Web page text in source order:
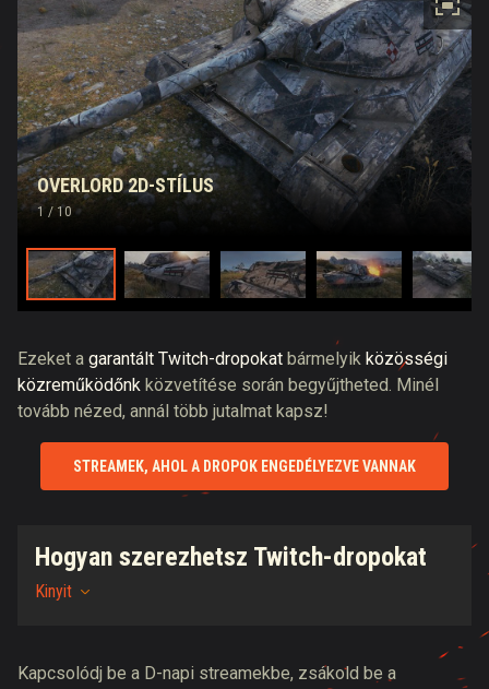
OVERLORD 2D-STÍLUS
1 / 10
Ezeket a garantált Twitch-dropokat bármelyik közösségi
közreműködőnk közvetítése során begyűjtheted. Minél
tovább nézed, annál több jutalmat kapsz!
STREAMEK, AHOL A DROPOK ENGEDÉLYEZVE VANNAK
Hogyan szerezhetsz Twitch-dropokat
Kinyit
Kapcsolódj be a D-napi streamekbe, zsákold be a